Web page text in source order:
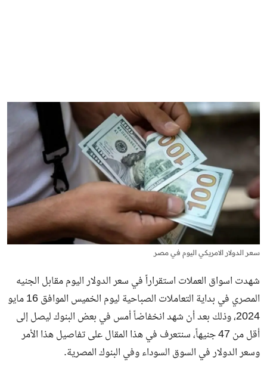
سعر الدولار الامريكي اليوم في مصر
شهدت اسواق العملات استقراراً في سعر الدولار اليوم مقابل الجنيه
المصري في بداية التعاملات الصباحية ليوم الخميس الموافق 16 مايو
2024، وذلك بعد أن شهد انخفاضاً أمس في بعض البنوك ليصل إلى
أقل من 47 جنيهاً، سنتعرف في هذا المقال على تفاصيل هذا الأمر
وسعر الدولار في السوق السوداء وفي البنوك المصرية.